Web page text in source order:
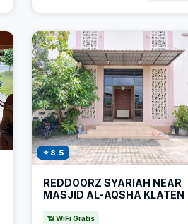
⭐ 8.5
REDDOORZ SYARIAH NEAR
MASJID AL-AQSHA KLATEN
📶 WiFi Gratis